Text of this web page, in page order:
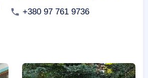
+380 97 761 9736